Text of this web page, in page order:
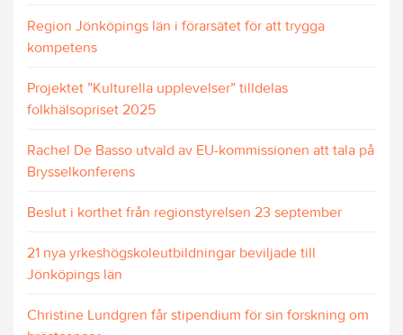
Region Jönköpings län i förarsätet för att trygga
kompetens
Projektet ”Kulturella upplevelser” tilldelas
folkhälsopriset 2025
Rachel De Basso utvald av EU-kommissionen att tala på
Brysselkonferens
Beslut i korthet från regionstyrelsen 23 september
21 nya yrkeshögskoleutbildningar beviljade till
Jönköpings län
Christine Lundgren får stipendium för sin forskning om